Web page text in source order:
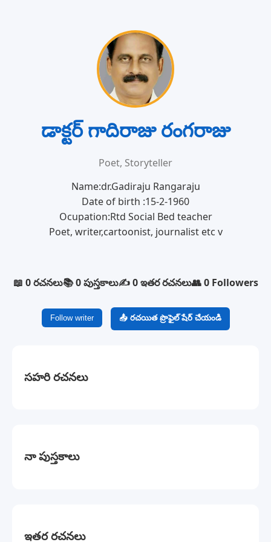
డాక్టర్ గాదిరాజు రంగరాజు
Poet, Storyteller
Name:dr.Gadiraju Rangaraju
Date of birth :15-2-1960
Ocupation:Rtd Social Bed teacher
Poet, writer,cartoonist, journalist etc v
📖 0 రచనలు📚 0 పుస్తకాలు✍️ 0 ఇతర రచనలు👥 0 Followers
Follow writer 📤 రచయిత ప్రొఫైల్ షేర్ చేయండి
సహరి రచనలు
నా పుస్తకాలు
ఇతర రచనలు